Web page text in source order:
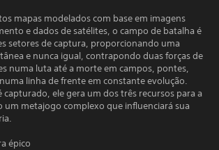
mapas modelados com base em imagens
e dados de satélites, o campo de batalha é
setores de captura, proporcionando uma
e nunca igual, contrapondo duas forças de
numa luta até a morte em campos, pontes,
linha de frente em constante evolução.
ele gera um dos três recursos para a
um metajogo complexo que influenciará sua
épico